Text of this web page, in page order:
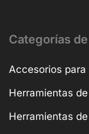
Categorías
Accesorios
Herramientas
Herramientas